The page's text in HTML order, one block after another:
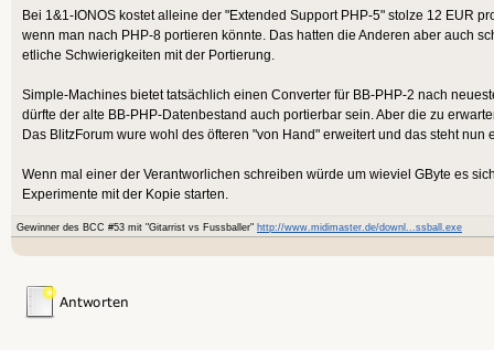
Bei 1&1-IONOS kostet alleine der "Extended Support PHP-5" stolze 12 EUR
wenn man nach PHP-8 portieren könnte. Das hatten die Anderen aber auch
etliche Schwierigkeiten mit der Portierung.
Simple-Machines bietet tatsächlich einen Converter für BB-PHP-2 nach
dürfte der alte BB-PHP-Datenbestand auch portierbar sein. Aber die zu
Das BlitzForum wure wohl des öfteren "von Hand" erweitert und das steht nun
Wenn mal einer der Verantworlichen schreiben würde um wieviel GByte es
Experimente mit der Kopie starten.
Gewinner des BCC #53 mit "Gitarrist vs Fussballer" http://www.midimaster.de/downl...ssball.exe